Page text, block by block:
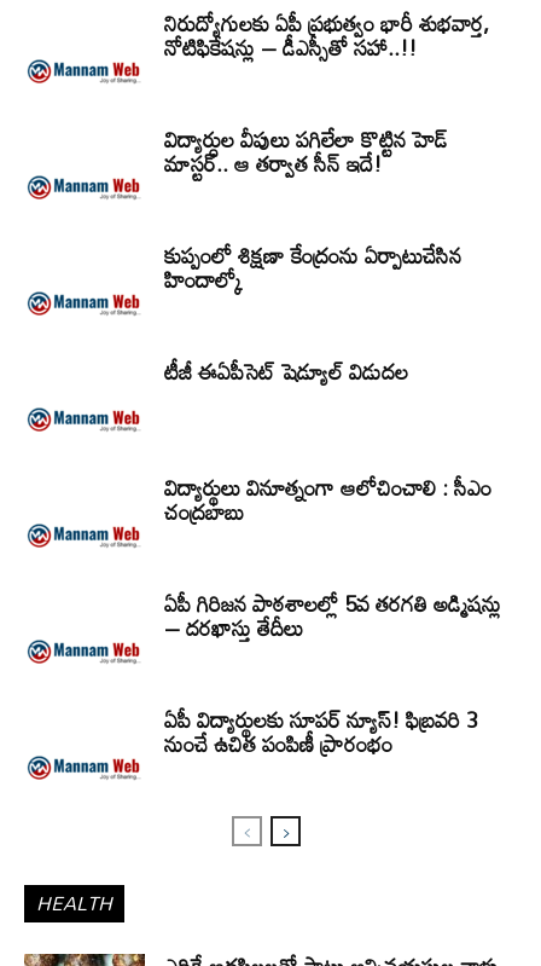
నిరుద్యోగులకు ఏపీ ప్రభుత్వం భారీ శుభవార్త,
నోటిఫికేషన్లు – డీఎస్సీతో సహా..!!
విద్యార్ధుల వీపులు పగిలేలా కొట్టిన హెడ్
మాస్టర్.. ఆ తర్వాత సీన్‌ ఇదే!
కుప్పంలో శిక్షణా కేంద్రంను ఏర్పాటుచేసిన
హిందాల్కో
టీజీ ఈఏపీసెట్‌ షెడ్యూల్‌ విడుదల
విద్యార్థులు వినూత్నంగా ఆలోచించాలి : సీఎం
చంద్రబాబు
ఏపీ గిరిజన పాఠశాలల్లో 5వ తరగతి అడ్మిషన్లు
– దరఖాస్తు తేదీలు
ఏపీ విద్యార్థులకు సూపర్ న్యూస్! ఫిబ్రవరి 3
నుంచే ఉచిత పంపిణీ ప్రారంభం
HEALTH